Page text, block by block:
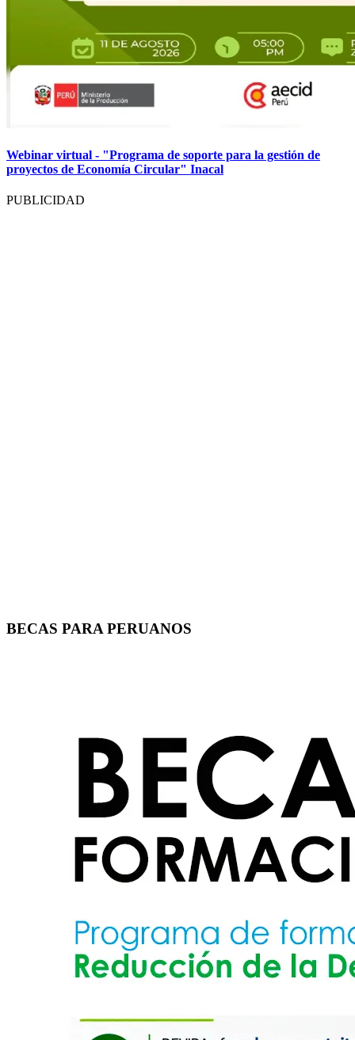
Webinar virtual - "Programa de soporte para la gestión de
proyectos de Economía Circular" Inacal
PUBLICIDAD
BECAS PARA PERUANOS